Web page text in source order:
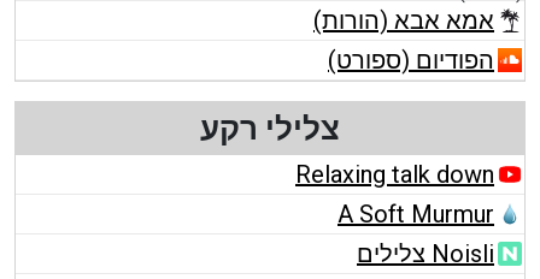
אמא אבא (הורות)
הפודיום (ספורט)
צלילי רקע
Relaxing talk down
A Soft Murmur
Noisli צלילים